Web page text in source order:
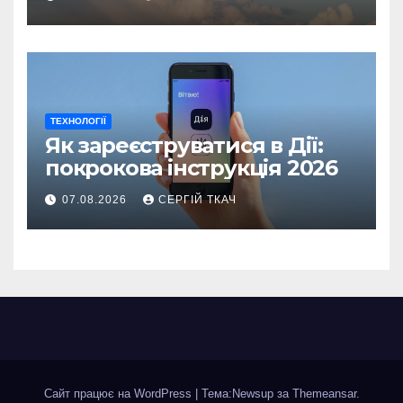
ТЕХНОЛОГІЇ
Як зареєструватися в Дії:
покрокова інструкція 2026
07.08.2026 СЕРГІЙ ТКАЧ
Сайт працює на WordPress | Тема:Newsup за Themeansar.